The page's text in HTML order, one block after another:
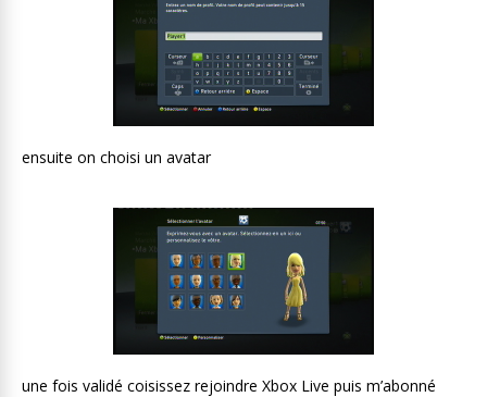
ensuite on choisi un avatar
une fois validé coisissez rejoindre Xbox Live puis m’abonné